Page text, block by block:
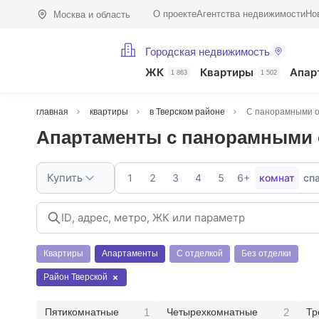
Москва и область О проектеАгентства недвижимости
Городская недвижимость
ЖК 1 863 Квартиры 1 502
главная квартиры в Тверском районе С панорамными
Апартаменты с панорамными
Купить 1 2 3 4 5 6+ комнат
Квартиры Апартаменты С отделкой Без отделки
Район Тверской
Пятикомнатные 1 Четырехкомнатные 2